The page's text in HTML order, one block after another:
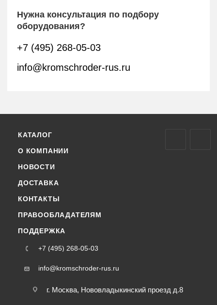
Нужна консультация по подбору
оборудования?
+7 (495) 268-05-03
info@kromschroder-rus.ru
КАТАЛОГ
О КОМПАНИИ
НОВОСТИ
ДОСТАВКА
КОНТАКТЫ
ПРАВООБЛАДАТЕЛЯМ
ПОДДЕРЖКА
+7 (495) 268-05-03
info@kromschroder-rus.ru
г. Москва, Нововладыкинский проезд д.8